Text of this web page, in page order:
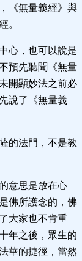
《無量義經》與
。
心，也可以說是
預先聽聞《無量
開顯妙法之前必
說了《無量義
的法門，不是教
意思是放在心
佛所護念的，佛
大家也不肯重
年之後，眾生的
華的捷徑，當然